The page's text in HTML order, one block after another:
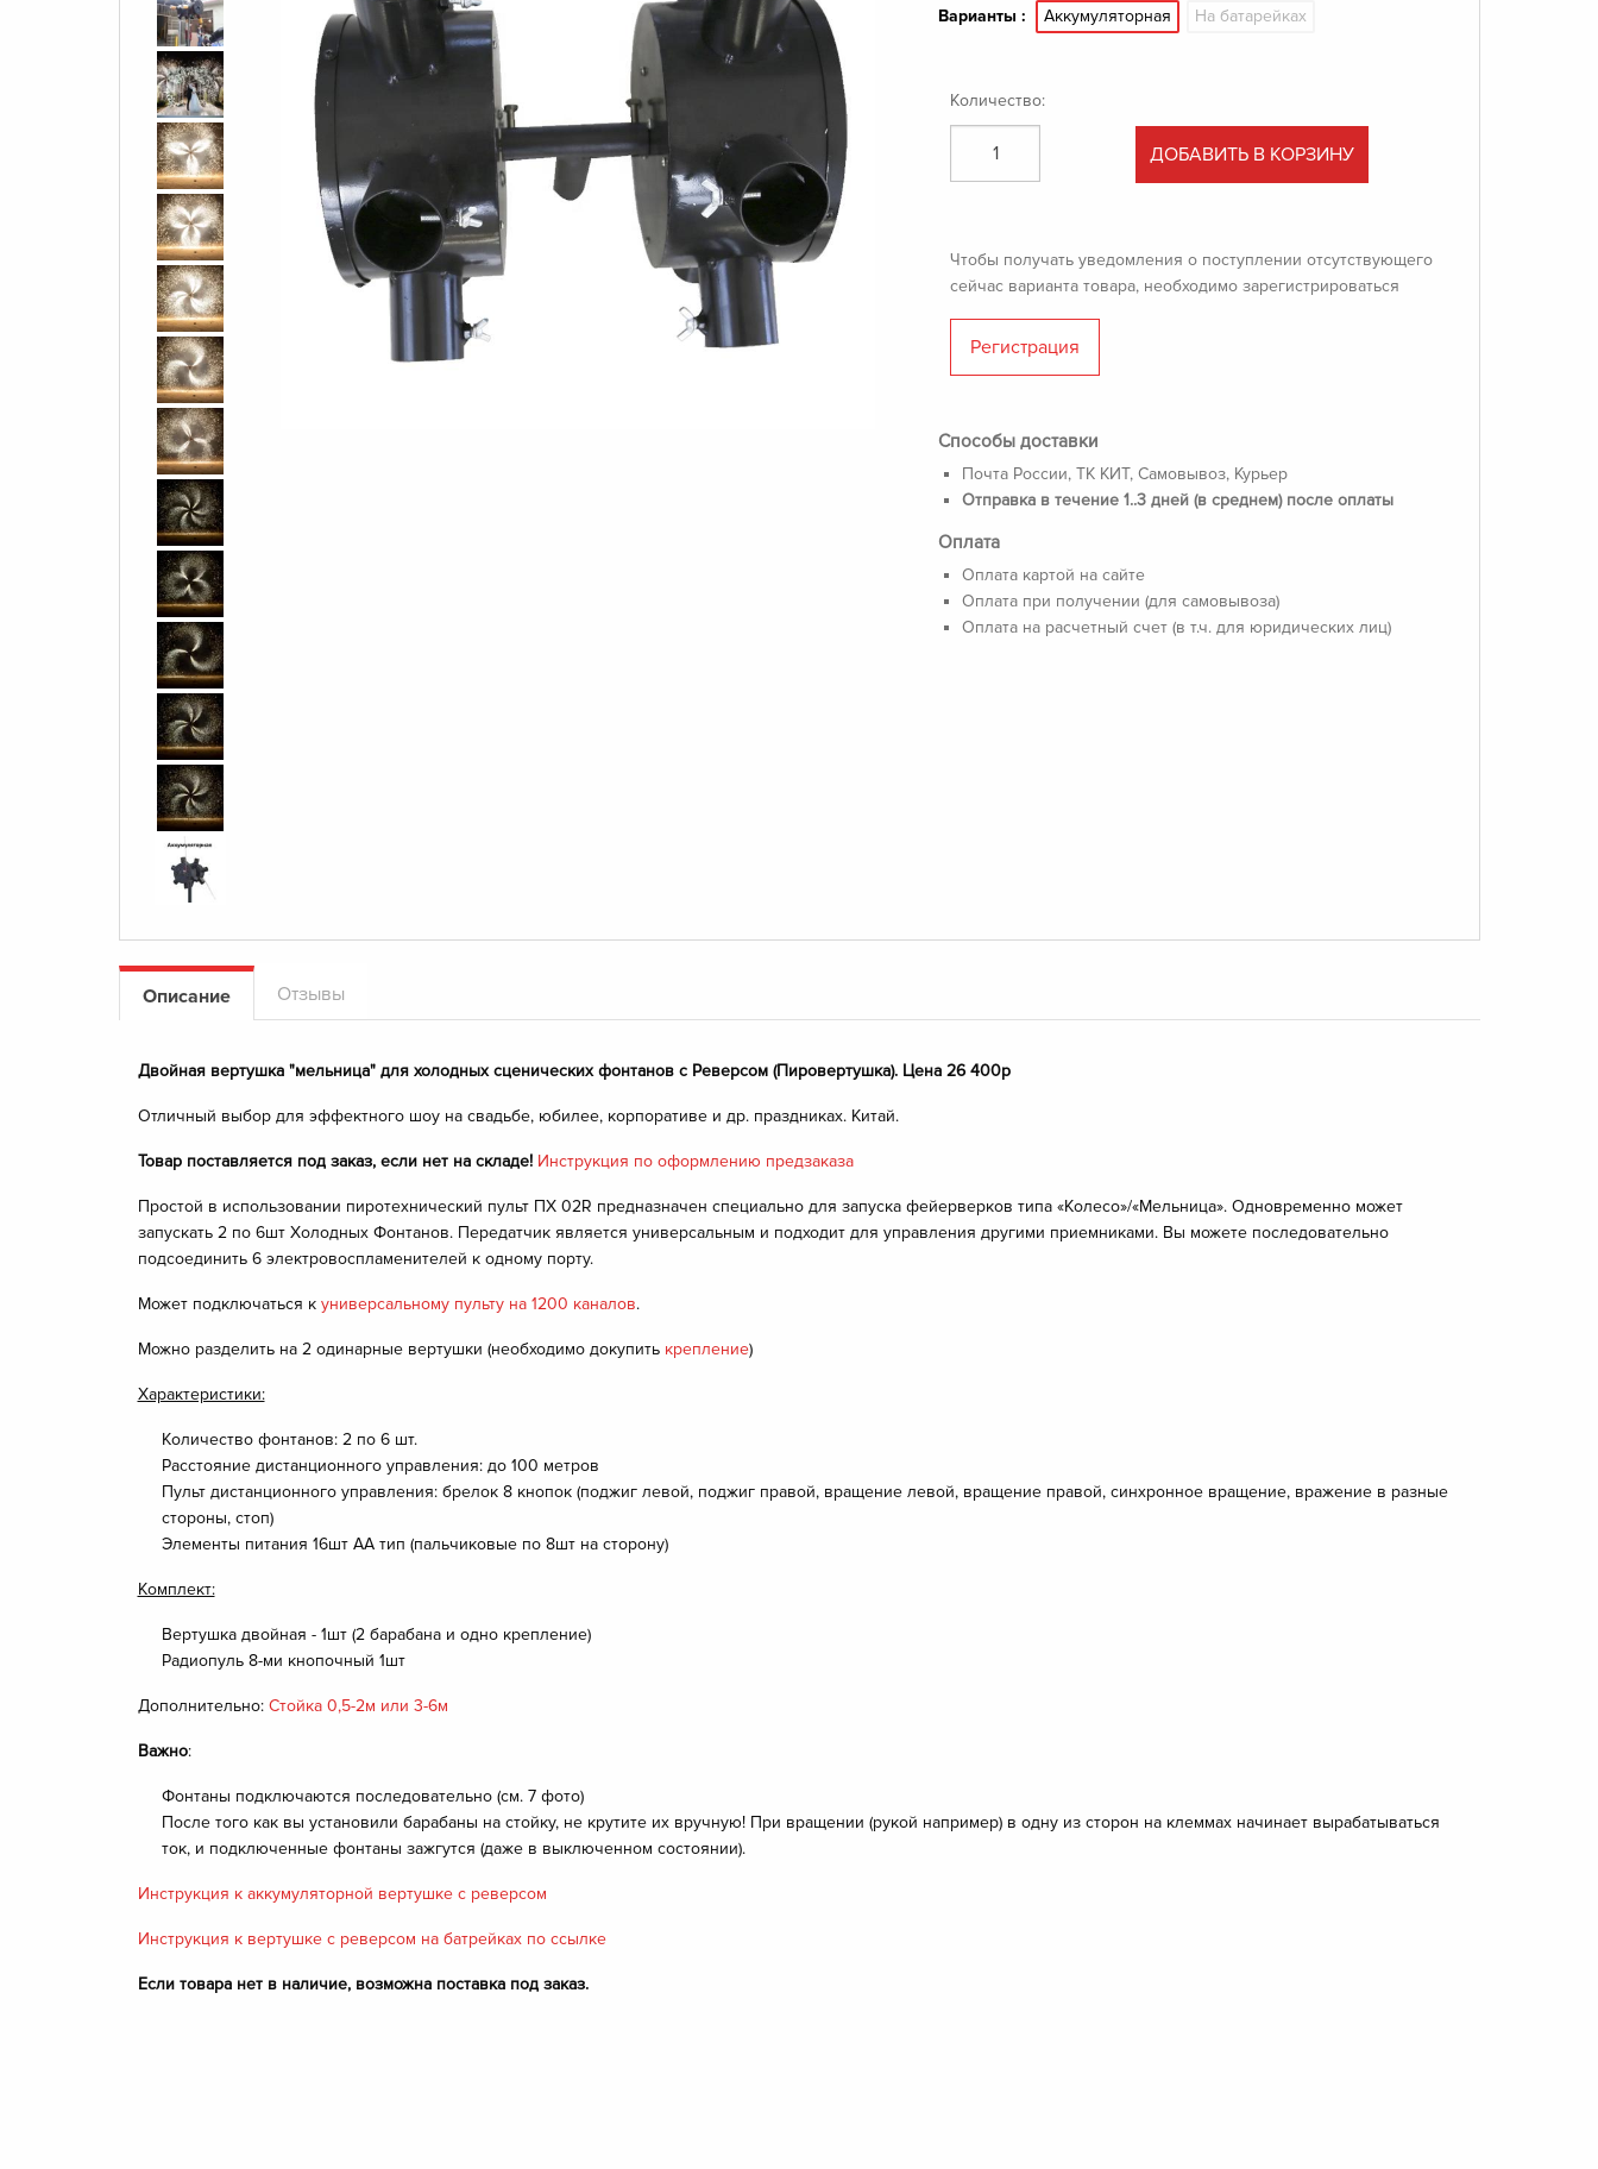
Варианты : Аккумуляторная На батарейках
Количество:
ДОБАВИТЬ В КОРЗИНУ
Чтобы получать уведомления о поступлении отсутствующего
сейчас варианта товара, необходимо зарегистрироваться
Регистрация
Способы доставки
Почта России, ТК КИТ, Самовывоз, Курьер
Отправка в течение 1..3 дней (в среднем) после оплаты
Оплата
Оплата картой на сайте
Оплата при получении (для самовывоза)
Оплата на расчетный счет (в т.ч. для юридических лиц)
Описание Отзывы
Двойная вертушка "мельница" для холодных сценических фонтанов с Реверсом (Пировертушка). Цена 26 400р
Отличный выбор для эффектного шоу на свадьбе, юбилее, корпоративе и др. праздниках. Китай.
Товар поставляется под заказ, если нет на складе! Инструкция по оформлению предзаказа
Простой в использовании пиротехнический пульт ПХ 02R предназначен специально для запуска фейерверков типа «Колесо»/«Мельница». Одновременно может
запускать 2 по 6шт Холодных Фонтанов. Передатчик является универсальным и подходит для управления другими приемниками. Вы можете последовательно
подсоединить 6 электровоспламенителей к одному порту.
Может подключаться к универсальному пульту на 1200 каналов.
Можно разделить на 2 одинарные вертушки (необходимо докупить крепление)
Характеристики:
Количество фонтанов: 2 по 6 шт.
Расстояние дистанционного управления: до 100 метров
Пульт дистанционного управления: брелок 8 кнопок (поджиг левой, поджиг правой, вращение левой, вращение правой, синхронное вращение, вражение в разные
стороны, стоп)
Элементы питания 16шт АА тип (пальчиковые по 8шт на сторону)
Комплект:
Вертушка двойная - 1шт (2 барабана и одно крепление)
Радиопуль 8-ми кнопочный 1шт
Дополнительно: Стойка 0,5-2м или 3-6м
Важно:
Фонтаны подключаются последовательно (см. 7 фото)
После того как вы установили барабаны на стойку, не крутите их вручную! При вращении (рукой например) в одну из сторон на клеммах начинает вырабатываться
ток, и подключенные фонтаны зажгутся (даже в выключенном состоянии).
Инструкция к аккумуляторной вертушке с реверсом
Инструкция к вертушке с реверсом на батрейках по ссылке
Если товара нет в наличие, возможна поставка под заказ.